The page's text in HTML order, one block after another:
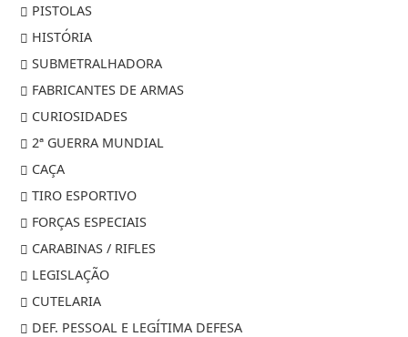
PISTOLAS
HISTÓRIA
SUBMETRALHADORA
FABRICANTES DE ARMAS
CURIOSIDADES
2ª GUERRA MUNDIAL
CAÇA
TIRO ESPORTIVO
FORÇAS ESPECIAIS
CARABINAS / RIFLES
LEGISLAÇÃO
CUTELARIA
DEF. PESSOAL E LEGÍTIMA DEFESA